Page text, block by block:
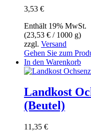
3,53 €
Enthält 19% MwSt.
(23,53 € / 1000 g)
zzgl. Versand
Gehen Sie zum
In den Warenkorb
Landkost
(Beutel)
11,35 €